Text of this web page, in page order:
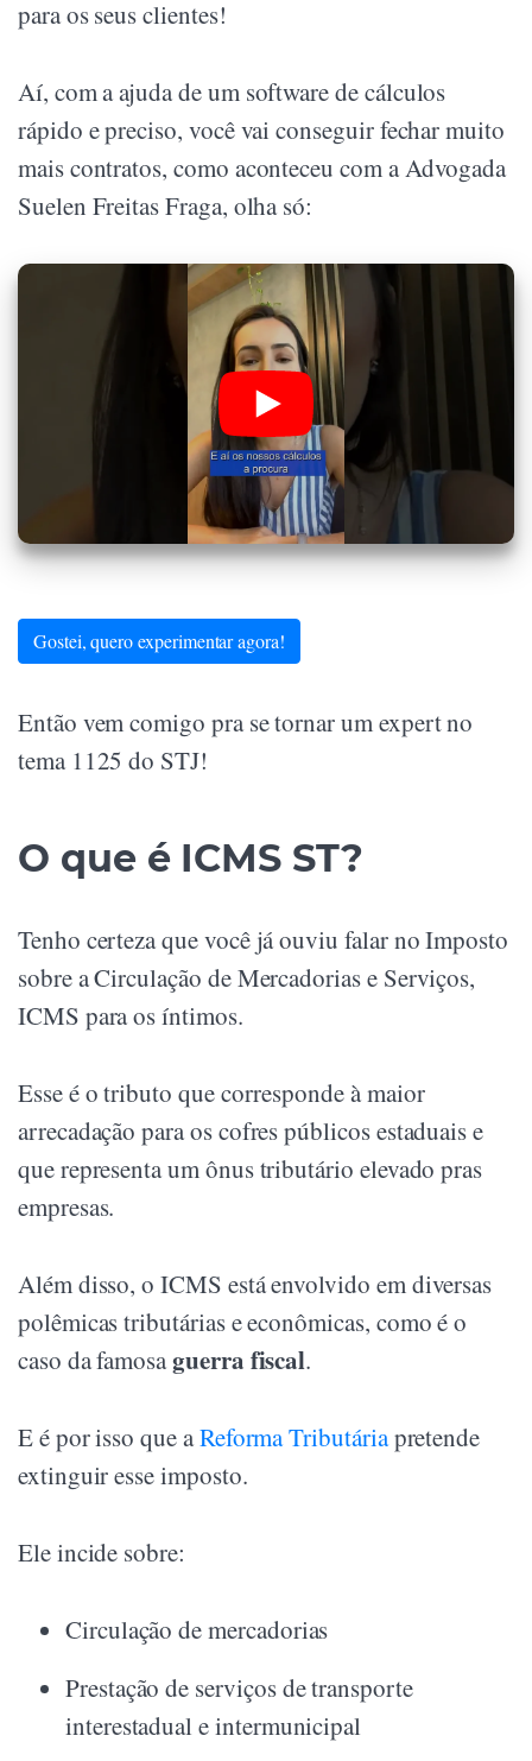
para os seus clientes!
Aí, com a ajuda de um software de cálculos
rápido e preciso, você vai conseguir fechar muito
mais contratos, como aconteceu com a Advogada
Suelen Freitas Fraga, olha só:
Gostei, quero experimentar agora!
Então vem comigo pra se tornar um expert no
tema 1125 do STJ!
O que é ICMS ST?
Tenho certeza que você já ouviu falar no Imposto
sobre a Circulação de Mercadorias e Serviços,
ICMS para os íntimos.
Esse é o tributo que corresponde à maior
arrecadação para os cofres públicos estaduais e
que representa um ônus tributário elevado pras
empresas.
Além disso, o ICMS está envolvido em diversas
polêmicas tributárias e econômicas, como é o
caso da famosaguerra fiscal.
E é por isso que aReforma Tributáriapretende
extinguir esse imposto.
Ele incide sobre:
Circulação de mercadorias
Prestação de serviços de transporte
interestadual e intermunicipal